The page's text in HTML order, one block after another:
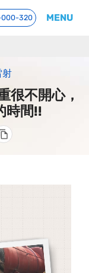
320 MENU
射
很不開心，
時間!!